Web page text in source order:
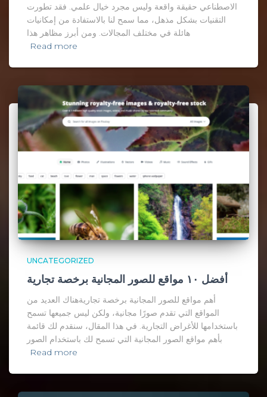
الاصطناعي حقيقة واقعة وليس مجرد خيال علمي. فقد تطورت
التقنيات بشكل مذهل، مما سمح لنا بالاستفادة من إمكانيات
هائلة في مختلف المجالات. ومن أبرز مظاهر هذا
Read more
UNCATEGORIZED
أفضل ١٠ مواقع للصور المجانية برخصة تجارية
أهم مواقع للصور المجانية برخصة تجاريةهناك العديد من
المواقع التي تقدم صورًا مجانية، ولكن ليس جميعها تسمح
باستخدامها للأغراض التجارية. في هذا المقال، سنقدم لك قائمة
بأهم مواقع الصور المجانية التي تسمح لك باستخدام الصور
Read more